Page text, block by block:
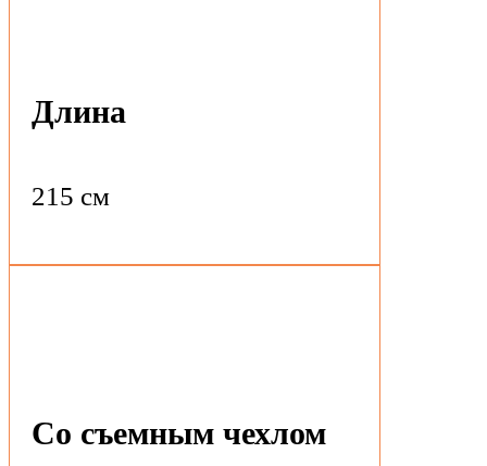
Длина
215 см
Со съемным чехлом